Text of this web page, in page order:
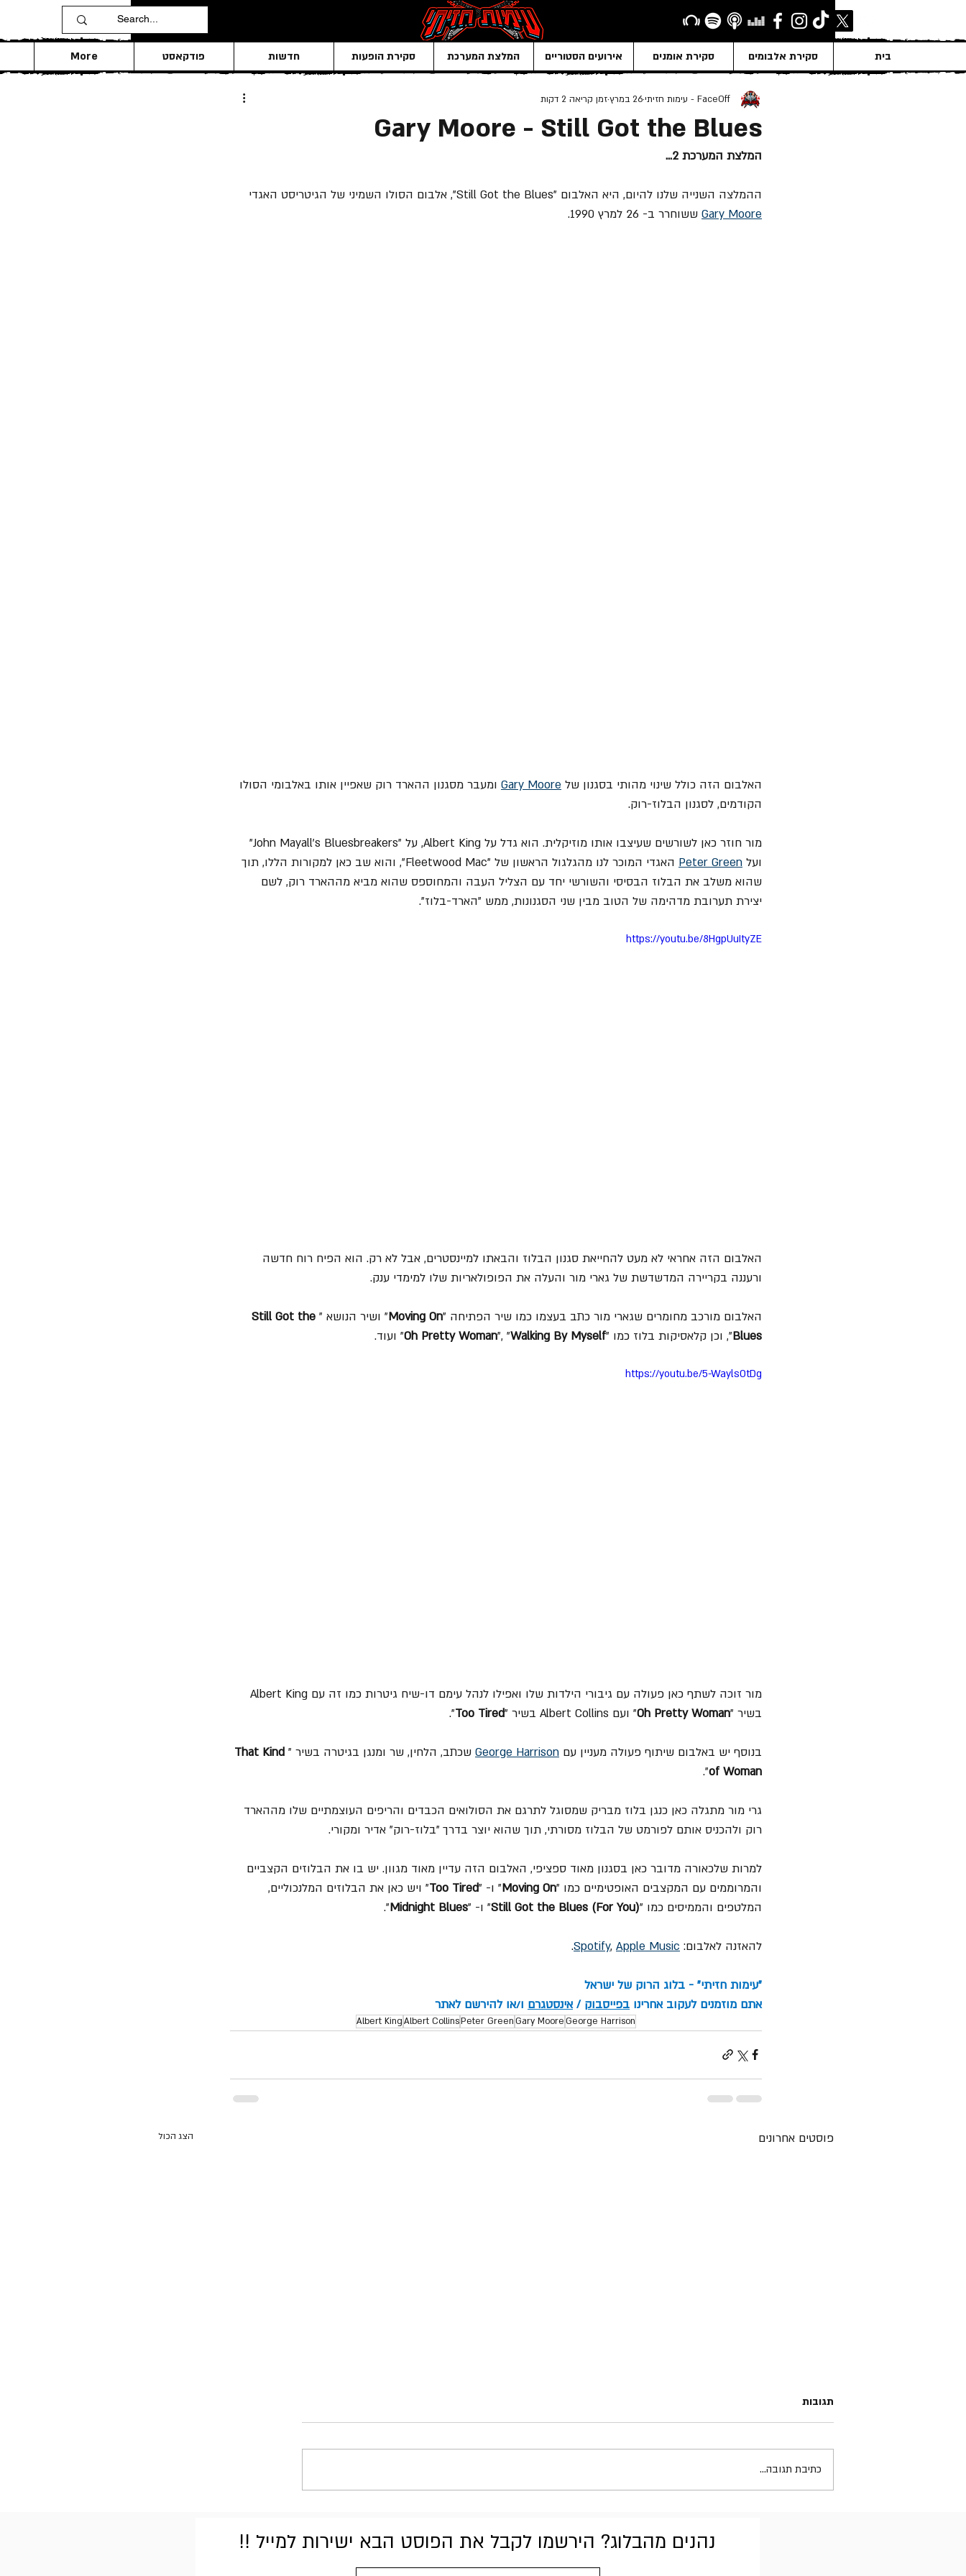
בית סקירת אלבומים סקירת אומנים אירועים הסטוריים המלצת המערכת סקירת הופעות חדשות פודקאסט More
Gary Moore - Still Got the Blues
FaceOff - עימות חזיתי 26 במרץ זמן קריאה 2 דקות
המלצת המערכת 2...
ההמלצה השנייה שלנו להיום, היא האלבום "Still Got the Blues", אלבום הסולו השמיני של הגיטריסט האגדי
Gary Moore ששוחרר ב- 26 למרץ 1990.
האלבום הזה כולל שינוי מהותי בסגנון של Gary Moore ומעבר מסגנון ההארד רוק שאפיין אותו באלבומי הסולו
הקודמים, לסגנון הבלוז-רוק.
מור חוזר כאן לשורשים שעיצבו אותו מוזיקלית. הוא גדל על Albert King, על "John Mayall's Bluesbreakers"
ועל Peter Green
האגדי המוכר לנו מהגלגול הראשון של "Fleetwood Mac", והוא שב כאן למקורות הללו, תוך
שהוא משלב את הבלוז הבסיסי והשורשי יחד עם הצליל העבה והמחוספס שהוא מביא מההארד רוק, לשם
יצירת תערובת מדהימה של הטוב מבין שני הסגנונות, ממש "הארד-בלוז".
https://youtu.be/8HgpUuItyZE
האלבום הזה אחראי לא מעט להחייאת סגנון הבלוז והבאתו למיינסטרים, אבל לא רק. הוא הפיח רוח חדשה
ורעננה בקריירה המדשדשת של גארי מור והעלה את הפופולאריות שלו למימדי ענק.
האלבום מורכב מחומרים שגארי מור כתב בעצמו כמו שיר הפתיחה "Moving On" ושיר הנושא " Still Got the
Blues", וכן קלאסיקות בלוז כמו " Oh Pretty Woman", "Walking By Myself " ועוד.
https://youtu.be/5-WaylsOtDg
בשיר "Oh Pretty Woman" ועם Albert Collins בשיר " Too Tired
".
בנוסף יש באלבום שיתוף פעולה מעניין עם George Harrison שכתב, הלחין, שר ומנגן בגיטרה בשיר " That Kind
of Woman
".
גרי מור מתגלה כאן כנגן בלוז מבריק שמסוגל לתרגם את הסולואים הכבדים והריפים העוצמתיים שלו מההארד
רוק ולהכניס אותם לפורמט של הבלוז מסורתי, תוך שהוא יוצר בדרך "בלוז-רוק" אדיר ומקורי.
למרות שלכאורה מדובר כאן בסגנון מאוד ספציפי, האלבום הזה עדיין מאוד מגוון. יש בו את הבלוזים הקצביים
והמרוממים עם המקצבים האופטימיים כמו "Moving On" ו- "Too Tired" ויש כאן את הבלוזים המלנכוליים,
המלטפים והממיסים כמו "Still Got the Blues (For You)" ו- "Midnight Blues
".
להאזנה לאלבום: Spotify, Apple Music
.
"עימות חזיתי" - בלוג הרוק של ישראל
אתם מוזמנים לעקוב אחרינו בפייסבוק / אינסטגרם ו/או להירשם לאתר
George Harrison
Gary Moore
Peter Green
Albert Collins
Albert King
פוסטים אחרונים הצג הכול
Streets
תגובות
כתיבת תגובה...
נהנים מהבלוג? הירשמו לקבל את הפוסט הבא ישירות למייל !!